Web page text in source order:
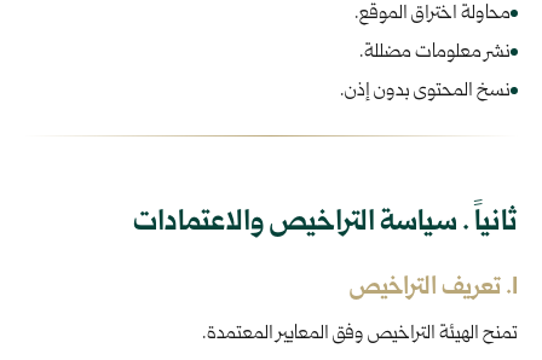
محاولة اختراق الموقع.
نشر معلومات مضللة.
نسخ المحتوى بدون إذن.
ثانياً . سياسة التراخيص والاعتمادات
1. تعريف التراخيص
تمنح الهيئة التراخيص وفق المعايير المعتمدة.